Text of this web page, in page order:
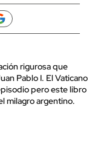
rigurosa que
Pablo I. El Vaticano
pero este libro
milagro argentino.